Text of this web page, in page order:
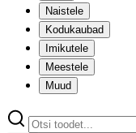
Naistele
Kodukaubad
Imikutele
Meestele
Muud